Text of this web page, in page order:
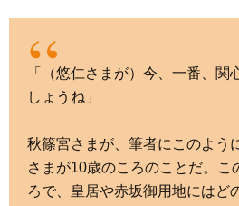
「（悠仁さまが）今、一番、関
しょうね」
秋篠宮さまが、筆者にこのよう
さまが10歳のころのことだ。こ
ろで、皇居や赤坂御用地にはど